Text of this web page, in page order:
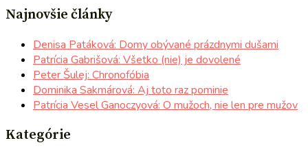
Najnovšie články
Denisa Patáková: Domy obývané prázdnymi dušami
Patrícia Gabrišová: Všetko (nie) je dovolené
Peter Šulej: Chronofóbia
Dominika Sakmárová: Aj toto raz pominie
Patrícia Vesel Ganoczyová: O mužoch, nie len pre mužov
Kategórie